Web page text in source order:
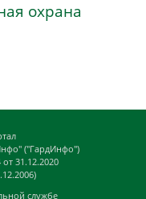
охрана
("ГардИнфо")
31.12.2020
службе